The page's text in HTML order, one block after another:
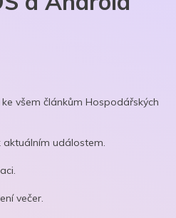
všem článkům Hospodářských
událostem.
večer.